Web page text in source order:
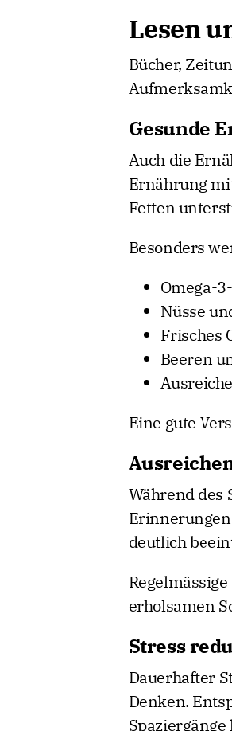
Lesen
Bücher,
Gesunde
Auch die
Ernährung
Fetten
Besonders
Omega-
Nüsse
Frisches
Beeren
Eine gute
Während des
deutlich
erholsamen
Stress
Dauerhafter
Denken.